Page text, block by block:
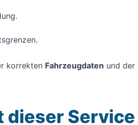
korrekten Fahrzeugdaten und der
dieser Service